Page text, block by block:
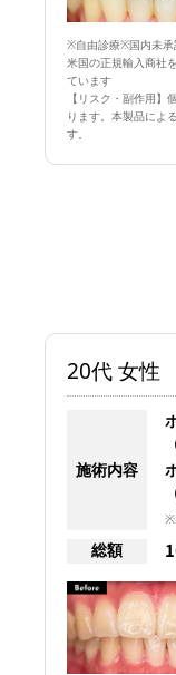
※自由診療※国内未
米国の正規輸入商社
ています
【リスク・副作用
ります。本製品によ
す。
20代 女性
施術内容
※
総額